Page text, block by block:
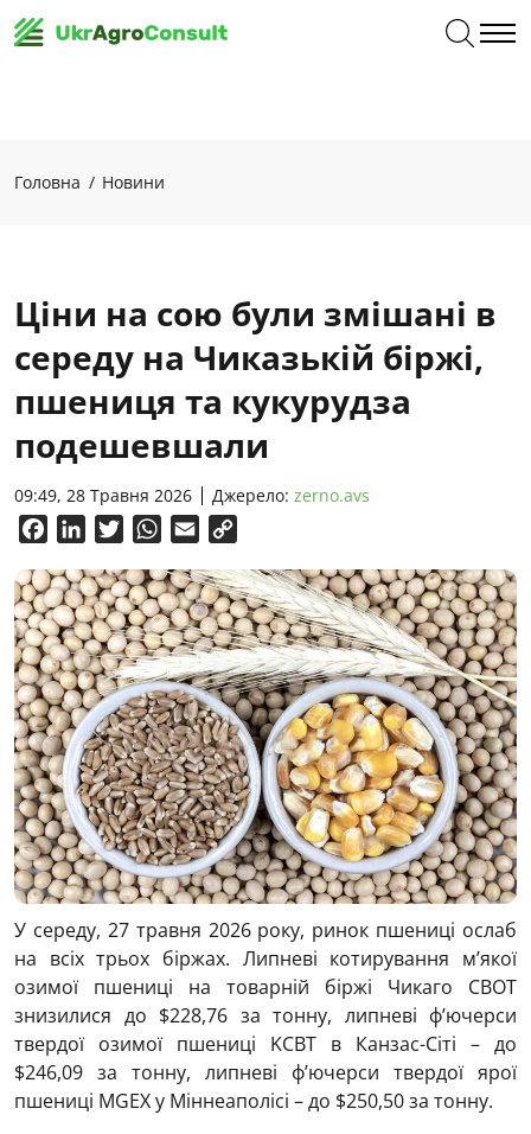
Головна Новини
Ціни на сою були змішані в
середу на Чиказькій біржі,
пшениця та кукурудза
подешевшали
09:49, 28 Травня 2026 Джерело: zerno.avs
FacebookLinkedInTwitterWhatsApp
Email
У середу, 27 травня 2026 року, ринок пшениці ослаб
на всіх трьох біржах. Липневі котирування м’якої
озимої пшениці на товарній біржі Чикаго CBOT
знизилися до $228,76 за тонну, липневі ф’ючерси
твердої озимої пшениці KCBT в Канзас-Сіті – до
$246,09 за тонну, липневі ф’ючерси твердої ярої
пшениці MGEХ у Міннеаполісі – до $250,50 за тонну.